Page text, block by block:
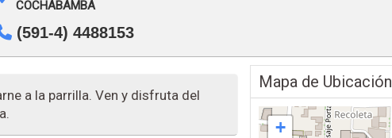
COCHABAMBA
(591-4) 4488153
a la parrilla. Ven y disfruta del
Mapa de Ubicación
+